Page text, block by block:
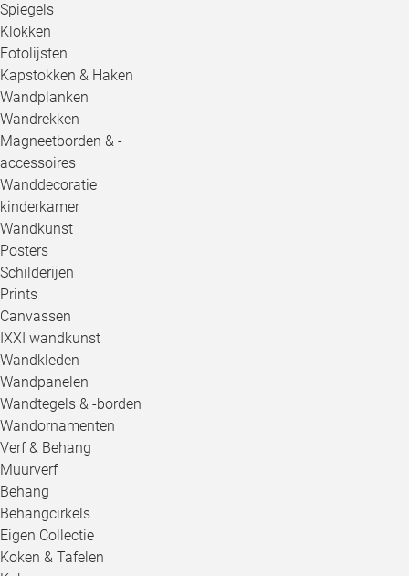
Spiegels
Klokken
Fotolijsten
Kapstokken & Haken
Wandplanken
Wandrekken
Magneetborden & -
accessoires
Wanddecoratie
kinderkamer
Wandkunst
Posters
Schilderijen
Prints
Canvassen
IXXI wandkunst
Wandkleden
Wandpanelen
Wandtegels & -borden
Wandornamenten
Verf & Behang
Muurverf
Behang
Behangcirkels
Eigen Collectie
Koken & Tafelen